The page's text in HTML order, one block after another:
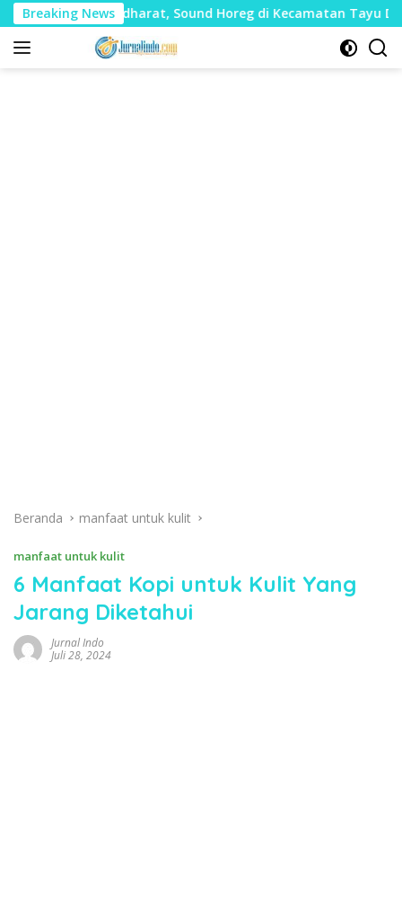
Langsung
ke
konten
Breaking News
Mudharat, Sound Horeg di Kecamatan Tayu Dilarang
Beranda manfaat untuk kulit
manfaat untuk kulit
6 Manfaat Kopi untuk Kulit Yang
Jarang Diketahui
Jurnal Indo
Juli 28, 2024